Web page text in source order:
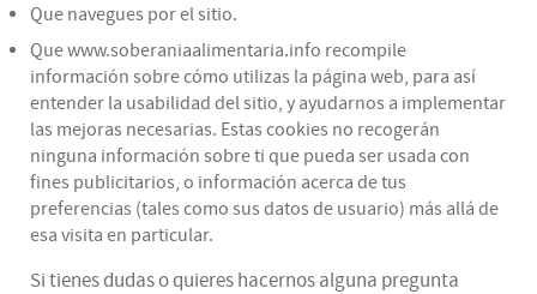
Que navegues por el sitio.
Que www.soberaniaalimentaria.info recompile
información sobre cómo utilizas la página web, para así
entender la usabilidad del sitio, y ayudarnos a implementar
las mejoras necesarias. Estas cookies no recogerán
ninguna información sobre ti que pueda ser usada con
fines publicitarios, o información acerca de tus
preferencias (tales como sus datos de usuario) más allá de
esa visita en particular.
Si tienes dudas o quieres hacernos alguna pregunta